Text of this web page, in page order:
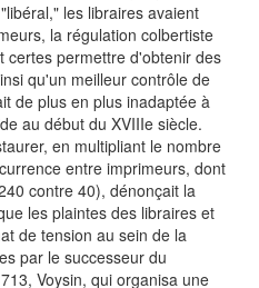
les libraires avaient
la régulation colbertiste
certes permettre d'obtenir des
qu'un meilleur contrôle de
de plus en plus inadaptée à
au début du XVIIIe siècle.
en multipliant le nombre
entre imprimeurs, dont
contre 40), dénonçait la
les plaintes des libraires et
de tension au sein de la
par le successeur du
Voysin, qui organisa une